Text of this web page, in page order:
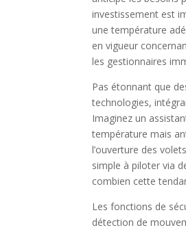
investissement est
une température
en vigueur
les gestionnaires
Pas étonnant que
technologies,
Imaginez un
température mais
l’ouverture des
simple à piloter via
combien cette
Les fonctions de
détection de